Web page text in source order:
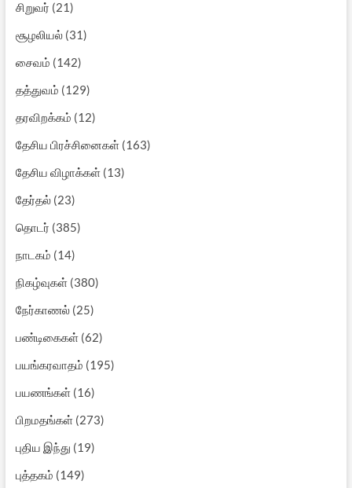
சிறுவர் (21)
சூழலியல்(31)
சைவம் (142)
தத்துவம் (129)
தரவிறக்கம் (12)
தேசிய பிரச்சினைகள்(163)
தேசிய விழாக்கள்(13)
தேர்தல்(23)
தொடர் (385)
நாடகம் (14)
நிகழ்வுகள்(380)
நேர்காணல்(25)
பண்டிகைகள்(62)
பயங்கரவாதம் (195)
பயணங்கள்(16)
பிறமதங்கள்(273)
புதிய இந்து (19)
புத்தகம் (149)